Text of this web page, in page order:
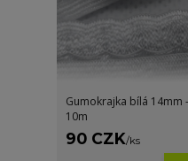
Gumokrajka bílá
10m
90 CZK/ks